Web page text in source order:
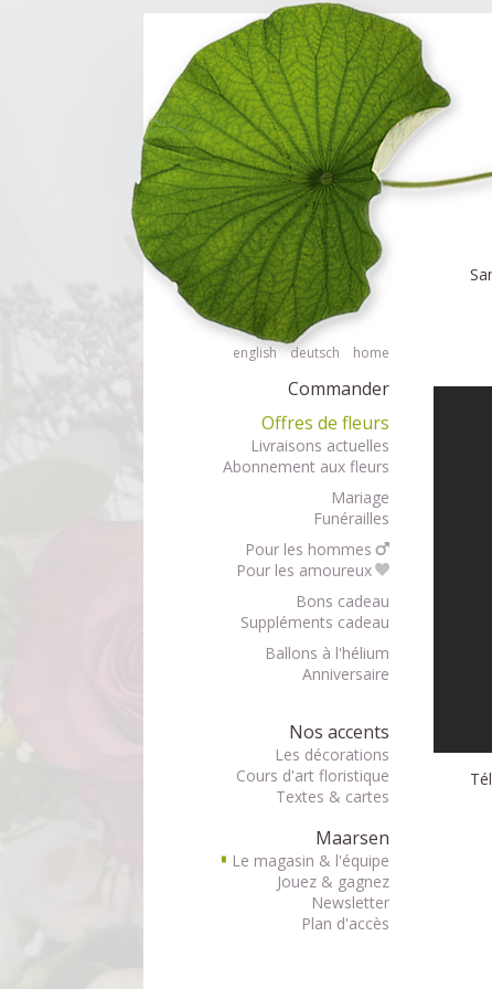
Commander des fleurs en mode accessible avec lecteur d'écran ou
english deutsch home
Commander
Offres de fleurs
Livraisons actuelles
Abonnement aux fleurs
Mariage
Funérailles
Pour les hommes
Pour les amoureux
Bons cadeau
Suppléments cadeau
Ballons à l'hélium
Anniversaire
Nos accents
Les décorations
Cours d'art floristique
Textes & cartes
Maarsen
▘ Le magasin & l'équipe
Jouez & gagnez
Newsletter
Plan d'accès